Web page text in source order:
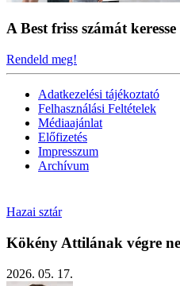
A Best friss számát
Rendeld meg!
Adatkezelési tájékoztató
Felhasználási Feltételek
Médiaajánlat
Előfizetés
Impresszum
Archívum
Hazai sztár
Kökény Attilának végre
2026. 05. 17.